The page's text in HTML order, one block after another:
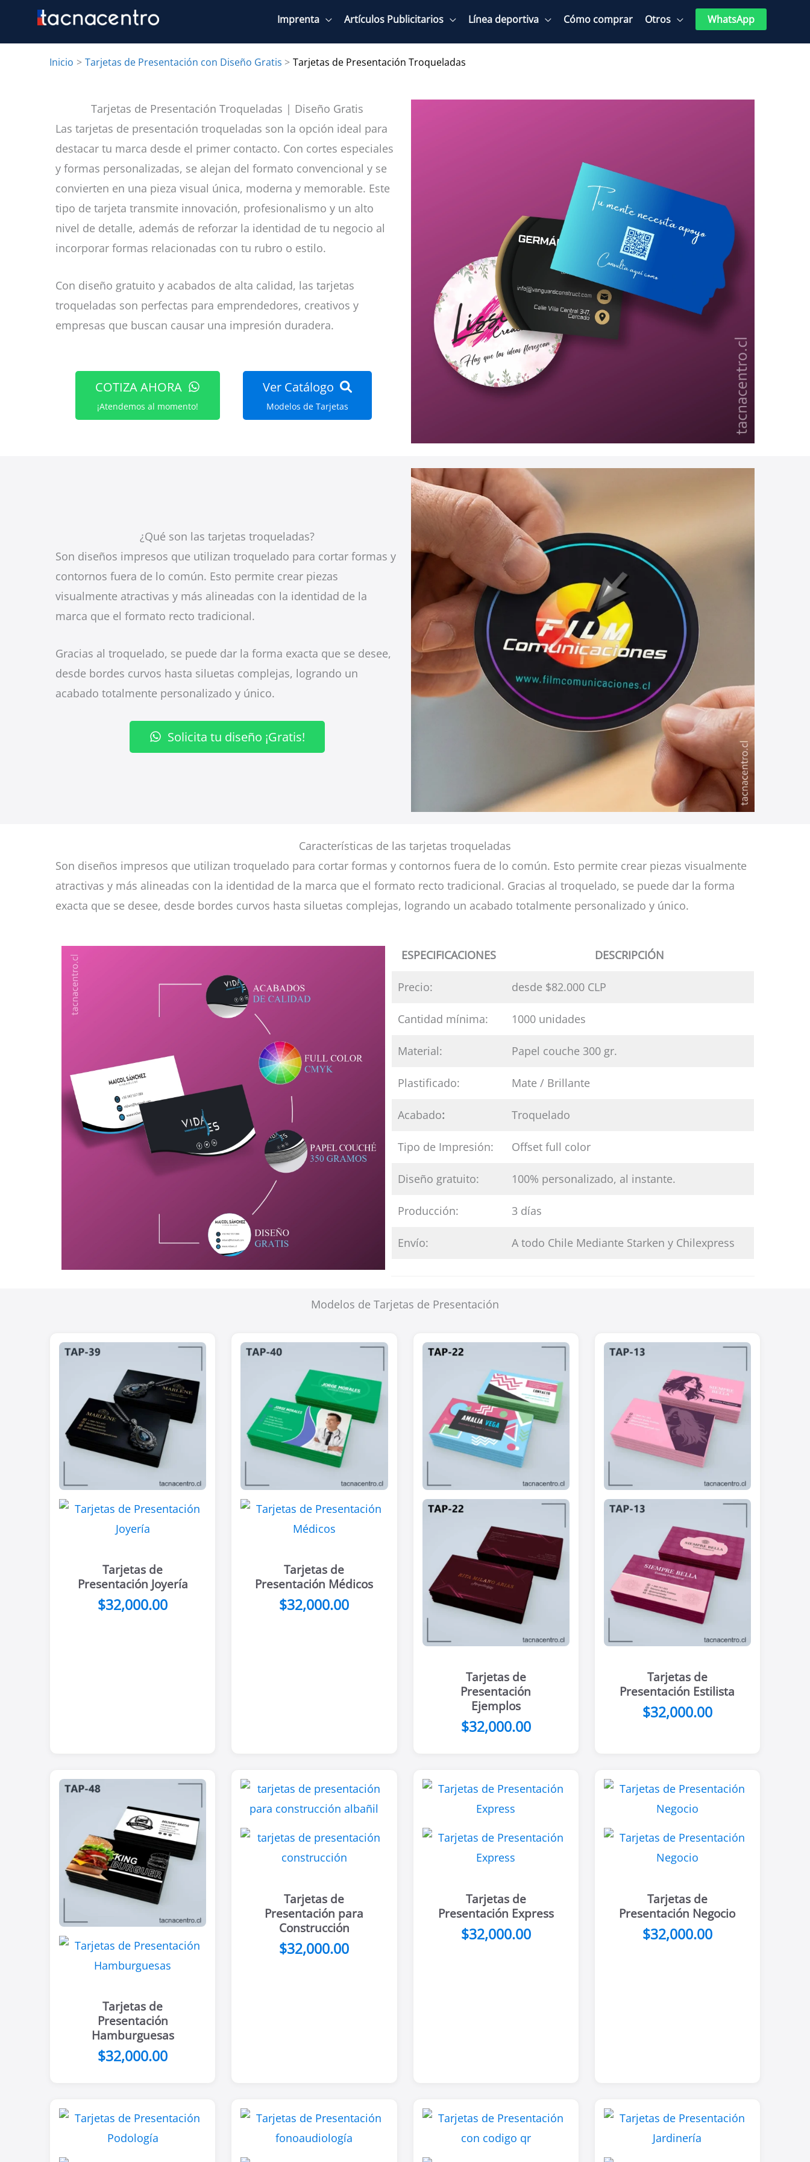
Imprenta Artículos Publicitarios Línea deportiva Cómo comprar Otros WhatsApp
Inicio Tarjetas de Presentación con Diseño Gratis Tarjetas de Presentación Troqueladas
Tarjetas de Presentación Troqueladas | Diseño Gratis
Las tarjetas de presentación troqueladas son la opción ideal para
destacar tu marca desde el primer contacto. Con cortes especiales
y formas personalizadas, se alejan del formato convencional y se
convierten en una pieza visual única, moderna y memorable. Este
tipo de tarjeta transmite innovación, profesionalismo y un alto
nivel de detalle, además de reforzar la identidad de tu negocio al
incorporar formas relacionadas con tu rubro o estilo.
Con diseño gratuito y acabados de alta calidad, las tarjetas
troqueladas son perfectas para emprendedores, creativos y
empresas que buscan causar una impresión duradera.
COTIZA AHORA
¡Atendemos al momento!
Ver Catálogo
Modelos de Tarjetas
¿Qué son las tarjetas troqueladas?
Son diseños impresos que utilizan troquelado para cortar formas y
contornos fuera de lo común. Esto permite crear piezas
visualmente atractivas y más alineadas con la identidad de la
marca que el formato recto tradicional.
Gracias al troquelado, se puede dar la forma exacta que se desee,
desde bordes curvos hasta siluetas complejas, logrando un
acabado totalmente personalizado y único.
Solicita tu diseño ¡Gratis!
Características de las tarjetas troqueladas
Son diseños impresos que utilizan troquelado para cortar formas y contornos fuera de lo común. Esto permite crear piezas visualmente
atractivas y más alineadas con la identidad de la marca que el formato recto tradicional. Gracias al troquelado, se puede dar la forma
exacta que se desee, desde bordes curvos hasta siluetas complejas, logrando un acabado totalmente personalizado y único.
ESPECIFICACIONES DESCRIPCIÓN
Precio: desde $82.000 CLP
Cantidad mínima: 1000 unidades
Material: Papel couche 300 gr.
Plastificado: Mate / Brillante
Acabado: Troquelado
Tipo de Impresión: Offset full color
Diseño gratuito: 100% personalizado, al instante.
Producción: 3 días
Envío: A todo Chile Mediante Starken y Chilexpress
Modelos de Tarjetas de Presentación
Tarjetas de
Presentación Joyería
$32,000.00
Tarjetas de
Presentación Médicos
$32,000.00
Tarjetas de
Presentación
Ejemplos
$32,000.00
Tarjetas de
Presentación Estilista
$32,000.00
Tarjetas de
Presentación
Hamburguesas
$32,000.00
Tarjetas de
Presentación para
Construcción
$32,000.00
Tarjetas de
Presentación Express
$32,000.00
Tarjetas de
Presentación Negocio
$32,000.00